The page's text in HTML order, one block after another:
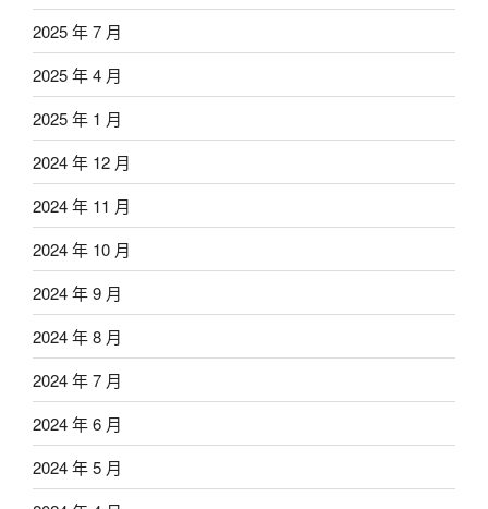
2025 年 7 月
2025 年 4 月
2025 年 1 月
2024 年 12 月
2024 年 11 月
2024 年 10 月
2024 年 9 月
2024 年 8 月
2024 年 7 月
2024 年 6 月
2024 年 5 月